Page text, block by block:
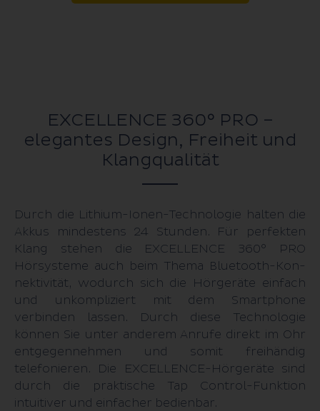
EXCELLENCE 360° PRO –
elegantes Design, Freiheit und
Klangqualität
Durch die Lithium-Ionen-Tech­nologie halten die
Akkus mindestens 24 Stunden. Für perfekten
Klang stehen die EXCELLENCE 360° PRO
Hörsysteme auch beim Thema Bluetooth-Kon­
nek­tivität, wodurch sich die Hörgeräte einfach
und unkompliziert mit dem Smartphone
verbinden lassen. Durch diese Technologie
können Sie unter anderem Anrufe direkt im Ohr
entgegennehmen und somit frei­händig
telefonieren. Die EXCELLENCE-Hörgeräte sind
durch die praktische Tap Control-Funktion
intuitiver und einfacher bedienbar.